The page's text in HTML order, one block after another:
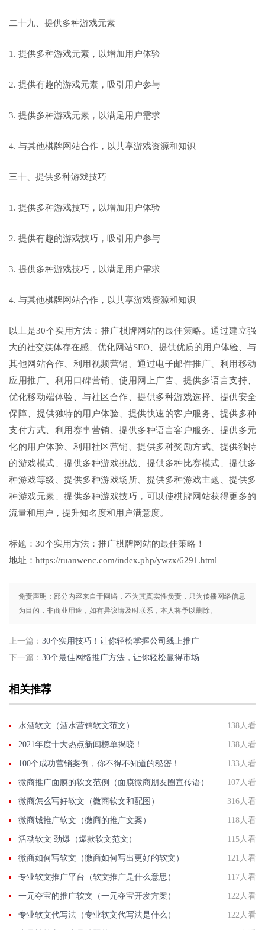
二十九、提供多种游戏元素
1. 提供多种游戏元素，以增加用户体验
2. 提供有趣的游戏元素，吸引用户参与
3. 提供多种游戏元素，以满足用户需求
4. 与其他棋牌网站合作，以共享游戏资源和知识
三十、提供多种游戏技巧
1. 提供多种游戏技巧，以增加用户体验
2. 提供有趣的游戏技巧，吸引用户参与
3. 提供多种游戏技巧，以满足用户需求
4. 与其他棋牌网站合作，以共享游戏资源和知识
以上是30个实用方法：推广棋牌网站的最佳策略。通过建立强
大的社交媒体存在感、优化网站SEO、提供优质的用户体验、与
其他网站合作、利用视频营销、通过电子邮件推广、利用移动
应用推广、利用口碑营销、使用网上广告、提供多语言支持、
优化移动端体验、与社区合作、提供多种游戏选择、提供安全
保障、提供独特的用户体验、提供快速的客户服务、提供多种
支付方式、利用赛事营销、提供多种语言客户服务、提供多元
化的用户体验、利用社区营销、提供多种奖励方式、提供独特
的游戏模式、提供多种游戏挑战、提供多种比赛模式、提供多
种游戏等级、提供多种游戏场所、提供多种游戏主题、提供多
种游戏元素、提供多种游戏技巧，可以使棋牌网站获得更多的
流量和用户，提升知名度和用户满意度。
标题：30个实用方法：推广棋牌网站的最佳策略！
地址：https://ruanwenc.com/index.php/ywzx/6291.html
免责声明：部分内容来自于网络，不为其真实性负责，只为传播网络信息
为目的，非商业用途，如有异议请及时联系，本人将予以删除。
上一篇： 30个实用技巧！让你轻松掌握公司线上推广
下一篇： 30个最佳网络推广方法，让你轻松赢得市场
相关推荐
水酒软文（酒水营销软文范文） 138人看
2021年度十大热点新闻榜单揭晓！ 138人看
100个成功营销案例，你不得不知道的秘密！ 133人看
微商推广面膜的软文范例（面膜微商朋友圈宣传语） 107人看
微商怎么写好软文（微商软文和配图） 316人看
微商城推广软文（微商的推广文案） 118人看
活动软文 劲爆（爆款软文范文） 115人看
微商如何写软文（微商如何写出更好的软文） 121人看
专业软文推广平台（软文推广是什么意思） 117人看
一元夺宝的推广软文（一元夺宝开发方案） 122人看
专业软文代写法（专业软文代写法是什么） 122人看